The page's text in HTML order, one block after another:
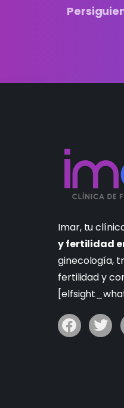
Imar, tu
y fertilidad
ginecología,
fertilidad y